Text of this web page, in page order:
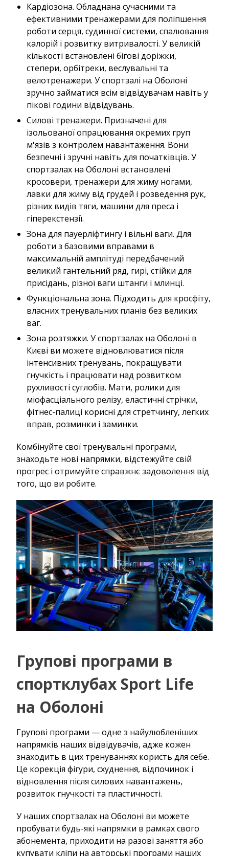
Кардіозона. Обладнана сучасними та
ефективними тренажерами для поліпшення
роботи серця, судинної системи, спалювання
калорій і розвитку витривалості. У великій
кількості встановлені бігові доріжки,
степери, орбітреки, веслувальні та
велотренажери. У спортзалі на Оболоні
зручно займатися всім відвідувачам навіть у
пікові години відвідувань.
Силові тренажери. Призначені для
ізольованої опрацювання окремих груп
м'язів з контролем навантаження. Вони
безпечні і зручні навіть для початківців. У
спортзалах на Оболоні встановлені
кросовери, тренажери для жиму ногами,
лавки для жиму від грудей і розведення рук,
різних видів тяги, машини для преса і
гіперекстензії.
Зона для пауерліфтингу і вільні ваги. Для
роботи з базовими вправами в
максимальній амплітуді передбачений
великий гантельний ряд, гирі, стійки для
присідань, різної ваги штанги і млинці.
Функціональна зона. Підходить для кросфіту,
власних тренувальних планів без великих
ваг.
Зона розтяжки. У спортзалах на Оболоні в
Києві ви можете відновлюватися після
інтенсивних тренувань, покращувати
гнучкість і працювати над розвитком
рухливості суглобів. Мати, ролики для
міофасціального релізу, еластичні стрічки,
фітнес-палиці корисні для стретчингу, легких
вправ, розминки і заминки.
Комбінуйте свої тренувальні програми,
знаходьте нові напрямки, відстежуйте свій
прогрес і отримуйте справжнє задоволення від
того, що ви робите.
Групові програми в
спортклубах Sport Life
на Оболоні
Групові програми — одне з найулюбленіших
напрямків наших відвідувачів, адже кожен
знаходить в цих тренуваннях користь для себе.
Це корекція фігури, схуднення, відпочинок і
відновлення після силових навантажень,
розвиток гнучкості та пластичності.
У наших спортзалах на Оболоні ви можете
пробувати будь-які напрямки в рамках свого
абонемента, приходити на разові заняття або
купувати кліпи на авторські програми наших